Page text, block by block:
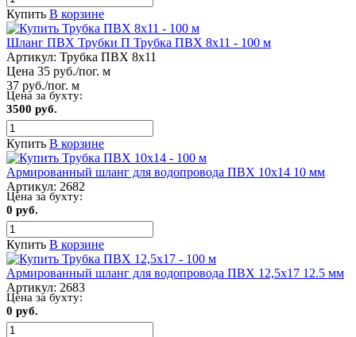
Купить В корзине
Шланг ПВХ Трубки П Трубка ПВХ 8х11 - 100 м
Артикул: Трубка ПВХ 8х11
Цена 35 руб./пог. м
37 руб./пог. м
Цена за бухту:
3500 руб.
Купить В корзине
Армированный шланг для водопровода ПВХ 10x14 10 мм
Артикул: 2682
Цена за бухту:
0 руб.
Купить В корзине
Армированный шланг для водопровода ПВХ 12,5х17 12.5 мм
Артикул: 2683
Цена за бухту:
0 руб.